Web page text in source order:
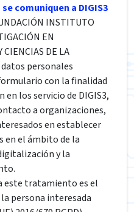
comuniquen a DIGIS3
INSTITUTO
EN
DE LA
personales
con la finalidad
los servicio de DIGIS3,
a organizaciones,
en establecer
en el ámbito de la
y la
este tratamiento es el
persona interesada